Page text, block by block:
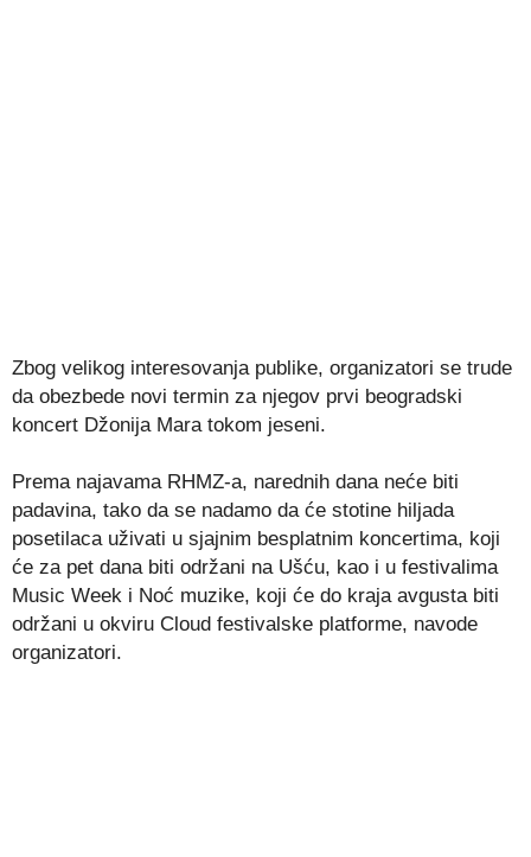
Zbog velikog interesovanja publike, organizatori se trude
da obezbede novi termin za njegov prvi beogradski
koncert Džonija Mara tokom jeseni.
Prema najavama RHMZ-a, narednih dana neće biti
padavina, tako da se nadamo da će stotine hiljada
posetilaca uživati u sjajnim besplatnim koncertima, koji
će za pet dana biti održani na Ušću, kao i u festivalima
Music Week i Noć muzike, koji će do kraja avgusta biti
održani u okviru Cloud festivalske platforme, navode
organizatori.